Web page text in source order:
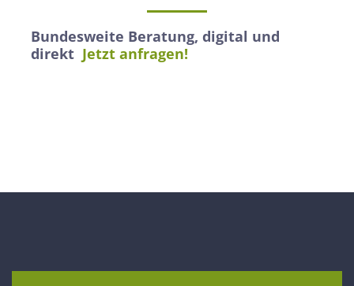
Bundesweite Beratung, digital und
direkt Jetzt anfragen!